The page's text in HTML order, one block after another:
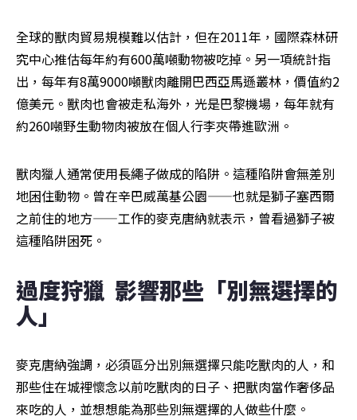
全球的獸肉貿易規模難以估計，但在2011年，國際森林研
究中心推估每年約有600萬噸動物被吃掉。另一項統計指
出，每年有8萬9000噸獸肉離開巴西亞馬遜叢林，價值約2
億美元。獸肉也會被走私海外，光是巴黎機場，每年就有
約260噸野生動物肉被放在個人行李夾帶進歐洲。
獸肉獵人通常使用長繩子做成的陷阱。這種陷阱會無差別
地困住動物。曾在辛巴威萬基公園——也就是獅子塞西爾
之前住的地方——工作的麥克唐納就表示，曾看過獅子被
這種陷阱困死。
過度狩獵  影響那些「別無選擇的
人」
麥克唐納強調，必須區分出別無選擇只能吃獸肉的人，和
那些住在城裡懷念以前吃獸肉的日子、把獸肉當作奢侈品
來吃的人，並想想能為那些別無選擇的人做些什麼。